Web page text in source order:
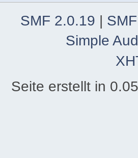
SMF 2.0.19 |
Simple
Seite erstellt in